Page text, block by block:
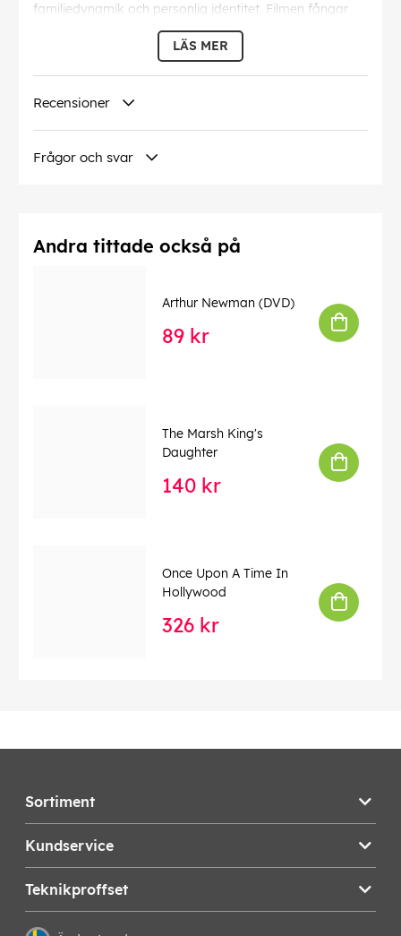
familjedynamik och personlig identitet. Filmen fångar
vackert essensen av mänsklig kontakt och påminner
oss om att det aldrig är för sent att börja om och att
kärlek kan hittas på de mest oväntade platserna.
Oavsett om du är ett fan av djupt emotionellt
erbjuder både hjärta och humor, är Beginners ett måste.
Dyk in i denna filmupplevelse som hyllar modet att leva
Språk:engelska
Denna text har översatts automatiskt, fel kan
förekomma.
LÄS MER
Recensioner
Frågor och svar
Andra tittade också på
Arthur Newman (DVD)
89 kr
The Marsh King's
Daughter
140 kr
Once Upon A Time In
Hollywood
326 kr
Sortiment
Kundservice
Teknikproffset